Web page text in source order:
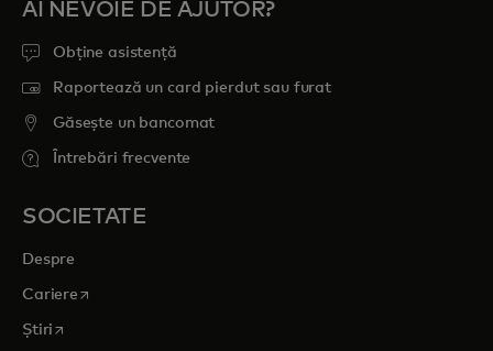
AI NEVOIE DE AJUTOR?
Obține asistență
Raportează un card pierdut sau furat
Găsește un bancomat
Întrebări frecvente
SOCIETATE
Despre
Cariere opens in a new tab
Știri opens in a new tab